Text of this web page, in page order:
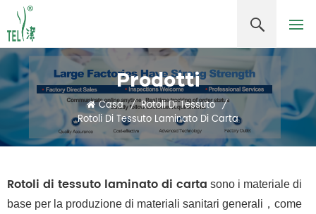
Prodotti
Casa / Rotoli Di Tessuto /
Rotoli Di Tessuto Laminato Di Carta
Rotoli di tessuto laminato di carta sono i materiale di
base per la produzione di materiali sanitari generali，come